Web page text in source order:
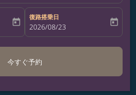
aria-label
today
復路搭乗日
fc-booking-return-date-aria-label
2026/08/23 today
今すぐ予約